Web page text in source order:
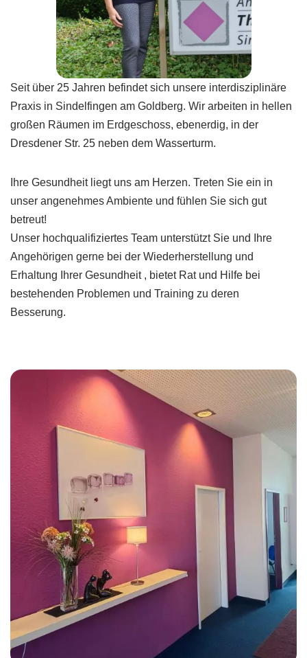
Seit über 25 Jahren befindet sich unsere interdisziplinäre
Praxis in Sindelfingen am Goldberg. Wir arbeiten in hellen
großen Räumen im Erdgeschoss, ebenerdig, in der
Dresdener Str. 25 neben dem Wasserturm.
Ihre Gesundheit liegt uns am Herzen. Treten Sie ein in
unser angenehmes Ambiente und fühlen Sie sich gut
betreut!
Unser hochqualifiziertes Team unterstützt Sie und Ihre
Angehörigen gerne bei der Wiederherstellung und
Erhaltung Ihrer Gesundheit , bietet Rat und Hilfe bei
bestehenden Problemen und Training zu deren
Besserung.